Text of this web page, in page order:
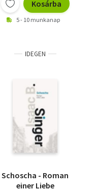
Kosárba
5 - 10 munkanap
IDEGEN
Schoscha - Roman
einer Liebe